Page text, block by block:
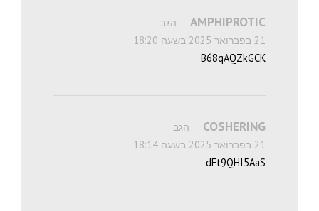
AMPHIPROTIC
הגב
21 בפברואר 2025 בשעה 18:20
B68qAQZkGCK
COSHERING
הגב
21 בפברואר 2025 בשעה 18:14
dFt9QHI5AaS